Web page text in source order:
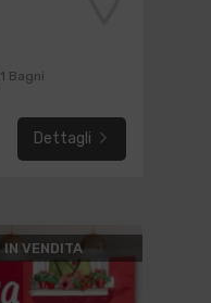
1 Bagni
Dettagli
IN VENDITA